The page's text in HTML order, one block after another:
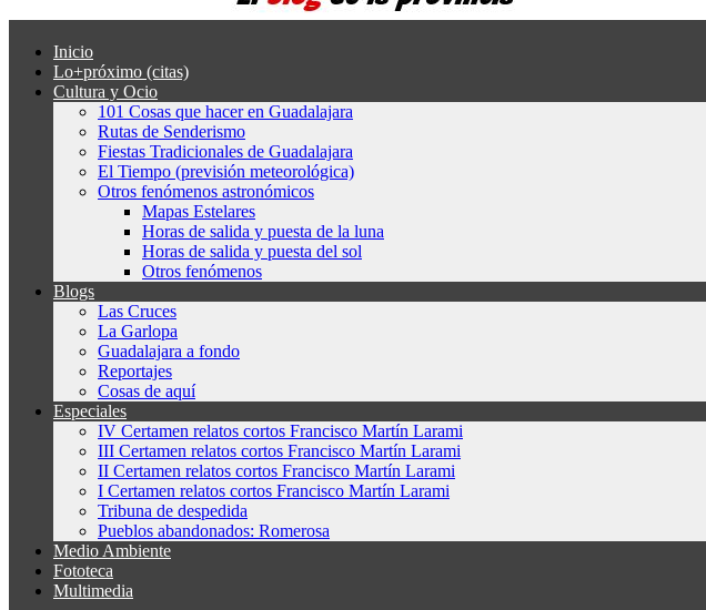
Inicio
Lo+próximo (citas)
Cultura y Ocio
101 Cosas que hacer en Guadalajara
Rutas de Senderismo
Fiestas Tradicionales de Guadalajara
El Tiempo (previsión meteorológica)
Otros fenómenos astronómicos
Mapas Estelares
Horas de salida y puesta de la luna
Horas de salida y puesta del sol
Otros fenómenos
Blogs
Las Cruces
La Garlopa
Guadalajara a fondo
Reportajes
Cosas de aquí
Especiales
IV Certamen relatos cortos Francisco Martín Larami
III Certamen relatos cortos Francisco Martín Larami
II Certamen relatos cortos Francisco Martín Larami
I Certamen relatos cortos Francisco Martín Larami
Tribuna de despedida
Pueblos abandonados: Romerosa
Medio Ambiente
Fototeca
Multimedia